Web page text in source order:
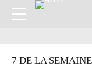
7 DE LA